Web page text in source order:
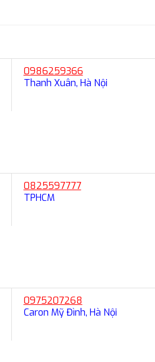
0986259366
Thanh Xuân, Hà Nội
0825597777
TPHCM
0975207268
Caron Mỹ Đình, Hà Nội